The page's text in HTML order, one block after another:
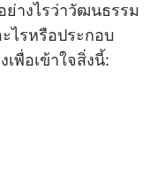
างไรว่าวัฒนธรรม
ไรหรือประกอบ
เพื่อเข้าใจสิ่งนี้: